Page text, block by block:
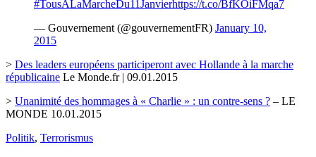
#TousALaMarcheDu11Janvierhttps://t.co/BfKOiFMqa7
— Gouvernement (@gouvernementFR) January 10,
2015
> Des leaders européens participeront avec Hollande à la marche
républicaine Le Monde.fr | 09.01.2015
> Unanimité des hommages à « Charlie » : un contre-sens ? – LE
MONDE 10.01.2015
Politik, Terrorismus